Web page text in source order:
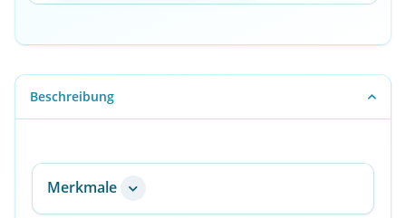
Beschreibung
Merkmale